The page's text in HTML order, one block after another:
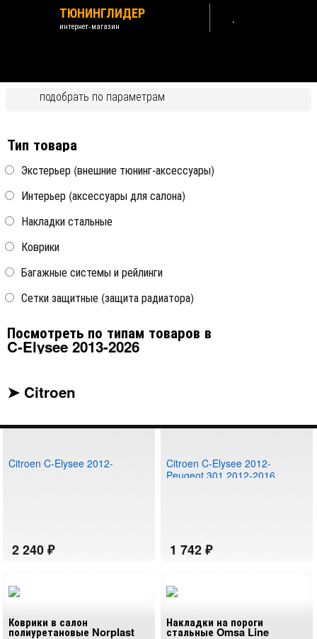
ТЮНИНГЛИДЕР
интернет-магазин
Назад /
подобрать по параметрам
Тип товара
Экстерьер (внешние тюнинг-аксессуары)
Интерьер (аксессуары для салона)
Накладки стальные
Коврики
Багажные системы и рейлинги
Сетки защитные (защита радиатора)
Посмотреть по типам товаров в
C-Elysee 2013-2026
➤ Citroen
Антискол покрытия на углу
стеклом автомобиля Strelka
все модели
все модели
Citroen C-Elysee 2012-
Citroen C-Elysee 2012-
Peugeot 301 2012-2016
Коврики в салон
полиуретановые Norplast
Накладки на пороги
стальные Omsa Line